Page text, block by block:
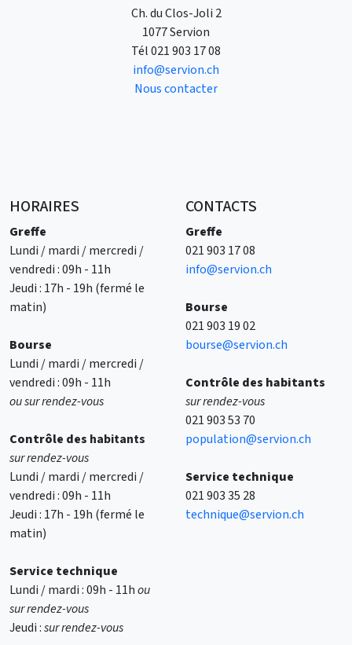
Ch. du Clos-Joli 2
1077 Servion
Tél021 903 17 08
info@servion.ch
Nous contacter
HORAIRES
Greffe
Lundi / mardi / mercredi /
vendredi : 09h - 11h
Jeudi : 17h - 19h (fermé le
matin)
Bourse
Lundi / mardi / mercredi /
vendredi : 09h - 11h
ou sur rendez-vous
Contrôle des habitants
sur rendez-vous
Lundi / mardi / mercredi /
vendredi : 09h - 11h
Jeudi : 17h - 19h (fermé le
matin)
Service technique
Lundi / mardi : 09h - 11hou
sur rendez-vous
Jeudi :sur rendez-vous
CONTACTS
Greffe
021 903 17 08
info@servion.ch
Bourse
021 903 19 02
bourse@servion.ch
Contrôle des habitants
sur rendez-vous
021 903 53 70
population@servion.ch
Service technique
021 903 35 28
technique@servion.ch